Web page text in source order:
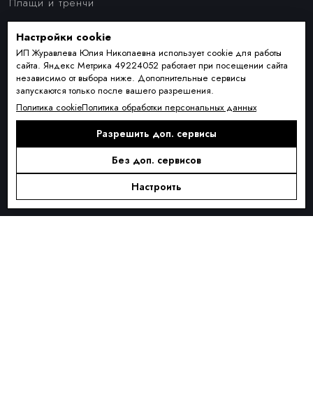
ПОКУПАТЕЛЯМ
Наши преимущества
Индивидуальный пошив
Условия доставки
Оплата и рассрочка
Обмен и возврат товара
Контакты
О нас
Блог
Настройки cookie
ИП Журавлева Юлия Николаевна использует cookie для работы
сайта. Яндекс Метрика 49224052 работает при посещении сайта
независимо от выбора ниже. Дополнительные сервисы
запускаются только после вашего разрешения.
Политика cookieПолитика обработки персональных данных
Разрешить доп. сервисы
Без доп. сервисов
Настроить